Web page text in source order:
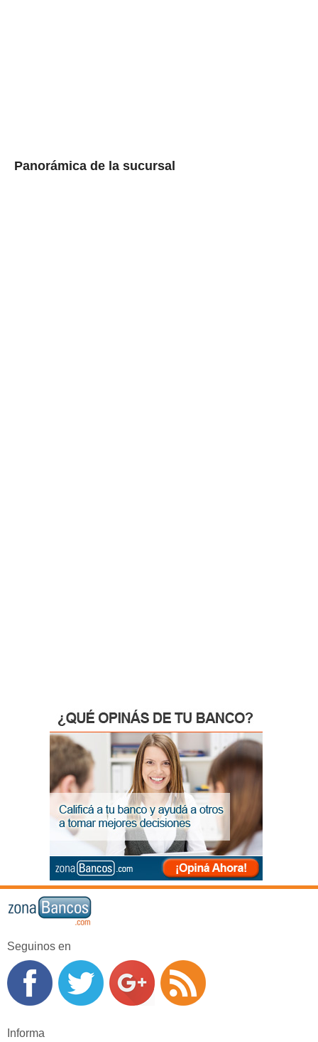
Panorámica de la sucursal
Seguinos en
Informa